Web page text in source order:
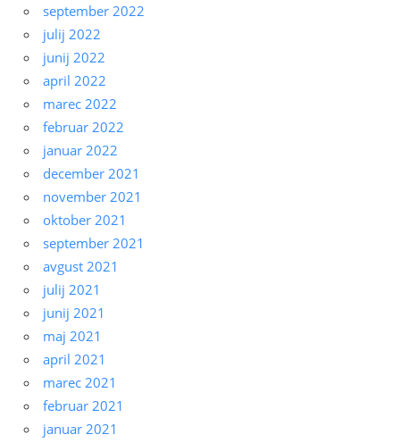
september 2022
julij 2022
junij 2022
april 2022
marec 2022
februar 2022
januar 2022
december 2021
november 2021
oktober 2021
september 2021
avgust 2021
julij 2021
junij 2021
maj 2021
april 2021
marec 2021
februar 2021
januar 2021